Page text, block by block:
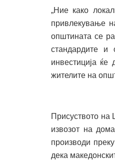
„Ние како
привлекување
општината се
стандардите
инвестиција
жителите на
Присуството на
извозот на
производи
дека